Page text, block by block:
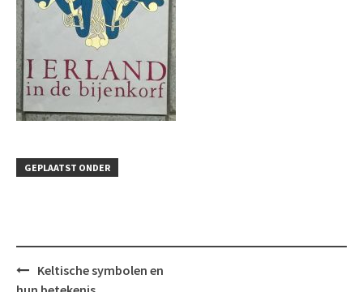
GEPLAATST ONDER
Bericht
navigatie
Keltische symbolen en